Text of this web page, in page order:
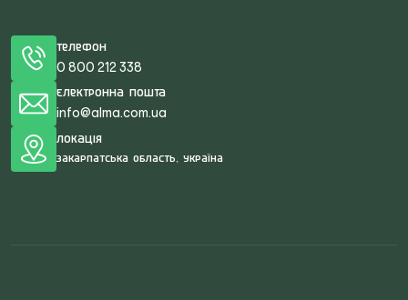
Телефон
0 800 212 338
Електронна пошта
info@alma.com.ua
Локація
Закарпатська область, Україна